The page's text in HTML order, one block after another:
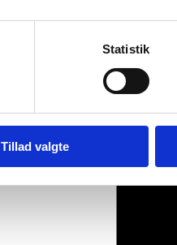
Statistik
Tillad valgte